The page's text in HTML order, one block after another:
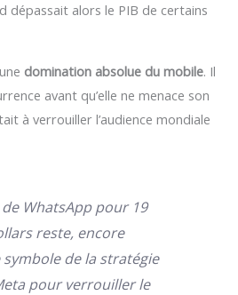
dépassait alors le PIB de certains
domination absolue du mobile. Il
avant qu’elle ne menace son
à verrouiller l’audience mondiale
de WhatsApp pour 19
reste, encore
symbole de la stratégie
pour verrouiller le